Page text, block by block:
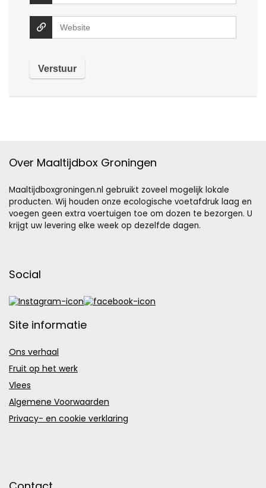
Over Maaltijdbox Groningen
Maaltijdboxgroningen.nl gebruikt zoveel mogelijk lokale
producten. Wij houden onze ecologische voetafdruk laag en
voegen geen extra voertuigen toe om dozen te bezorgen. U
krijgt uw levering elke week op dezelfde dagen.
Social
Site informatie
Ons verhaal
Fruit op het werk
Vlees
Algemene Voorwaarden
Privacy- en cookie verklaring